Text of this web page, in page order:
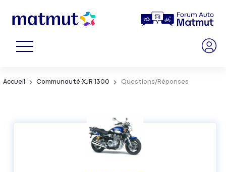
Accueil Communauté XJR 1300 Questions/Réponses